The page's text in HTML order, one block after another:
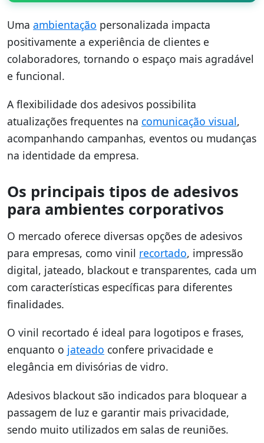
Uma ambientação personalizada impacta
positivamente a experiência de clientes e
colaboradores, tornando o espaço mais agradável
e funcional.
A flexibilidade dos adesivos possibilita
atualizações frequentes na comunicação visual,
acompanhando campanhas, eventos ou mudanças
na identidade da empresa.
Os principais tipos de adesivos
para ambientes corporativos
O mercado oferece diversas opções de adesivos
para empresas, como vinil recortado, impressão
digital, jateado, blackout e transparentes, cada um
com características específicas para diferentes
finalidades.
O vinil recortado é ideal para logotipos e frases,
enquanto o jateado confere privacidade e
elegância em divisórias de vidro.
Adesivos blackout são indicados para bloquear a
passagem de luz e garantir mais privacidade,
sendo muito utilizados em salas de reuniões.